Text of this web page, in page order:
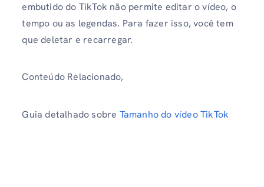
embutido do TikTok não permite editar o vídeo, o
tempo ou as legendas. Para fazer isso, você tem
que deletar e recarregar.
Conteúdo Relacionado,
Guia detalhado sobre Tamanho do vídeo TikTok